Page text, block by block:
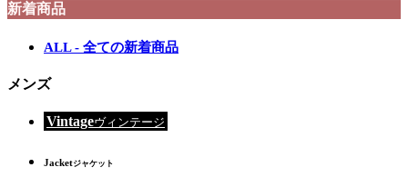
新着商品
ALL - 全ての新着商品
メンズ
Vintageヴィンテージ
Jacketジャケット